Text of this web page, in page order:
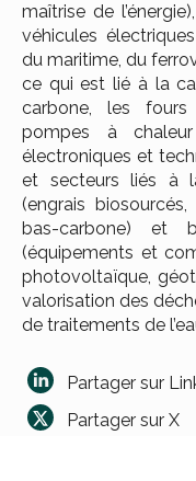
maîtrise de
véhicules
du maritime, du
ce qui est lié à la
carbone, les
pompes à
électroniques et
et secteurs liés à
(engrais
bas-carbone) et
(équipements et
photovoltaïque,
valorisation des
de traitements de
Partager sur
Partager sur X